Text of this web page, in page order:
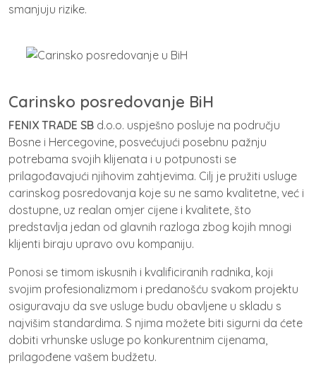
smanjuju rizike.
Carinsko posredovanje BiH
FENIX TRADE SB d.o.o. uspješno posluje na području
Bosne i Hercegovine, posvećujući posebnu pažnju
potrebama svojih klijenata i u potpunosti se
prilagođavajući njihovim zahtjevima. Cilj je pružiti usluge
carinskog posredovanja koje su ne samo kvalitetne, već i
dostupne, uz realan omjer cijene i kvalitete, što
predstavlja jedan od glavnih razloga zbog kojih mnogi
klijenti biraju upravo ovu kompaniju.
Ponosi se timom iskusnih i kvalificiranih radnika, koji
svojim profesionalizmom i predanošću svakom projektu
osiguravaju da sve usluge budu obavljene u skladu s
najvišim standardima. S njima možete biti sigurni da ćete
dobiti vrhunske usluge po konkurentnim cijenama,
prilagođene vašem budžetu.